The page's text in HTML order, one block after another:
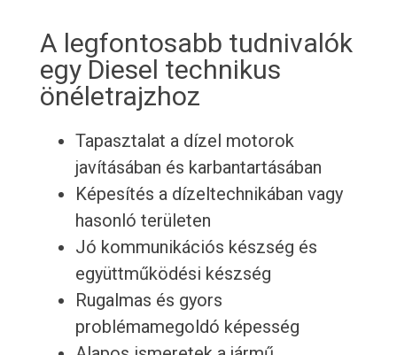
A legfontosabb tudnivalók
egy Diesel technikus
önéletrajzhoz
Tapasztalat a dízel motorok
javításában és karbantartásában
Képesítés a dízeltechnikában vagy
hasonló területen
Jó kommunikációs készség és
együttműködési készség
Rugalmas és gyors
problémamegoldó képesség